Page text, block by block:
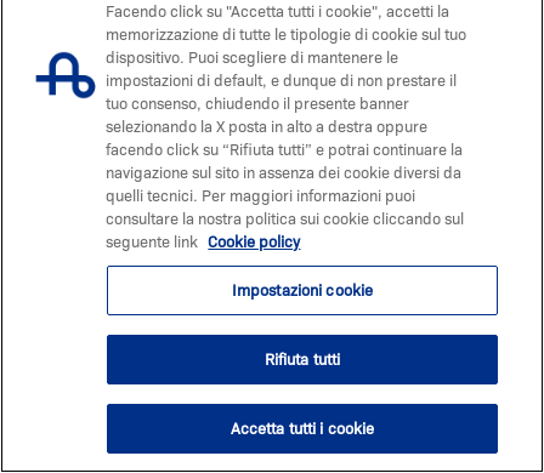
Facendo click su "Accetta tutti i cookie", accetti la
memorizzazione di tutte le tipologie di cookie sul tuo
dispositivo. Puoi scegliere di mantenere le
impostazioni di default, e dunque di non prestare il
tuo consenso, chiudendo il presente banner
selezionando la X posta in alto a destra oppure
facendo click su “Rifiuta tutti” e potrai continuare la
navigazione sul sito in assenza dei cookie diversi da
quelli tecnici. Per maggiori informazioni puoi
consultare la nostra politica sui cookie cliccando sul
seguente link Cookie policy
Impostazioni cookie
Rifiuta tutti
Accetta tutti i cookie